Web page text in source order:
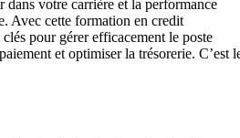
dans votre carrière et la performance
Avec cette formation en credit
pour gérer efficacement le poste
et optimiser la trésorerie. C’est